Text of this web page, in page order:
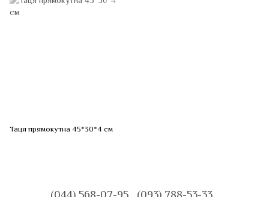
Таця прямокутна 45*30*4 см